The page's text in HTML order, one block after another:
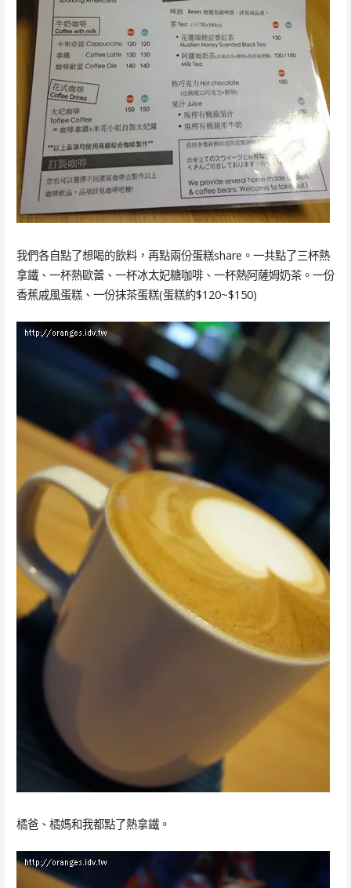
我們各自點了想喝的飲料，再點兩份蛋糕share。一共點了三杯熱
拿鐵、一杯熱歐蕾、一杯冰太妃糖咖啡、一杯熱阿薩姆奶茶。一份
香蕉戚風蛋糕、一份抹茶蛋糕(蛋糕約$120~$150)
橘爸、橘媽和我都點了熱拿鐵。